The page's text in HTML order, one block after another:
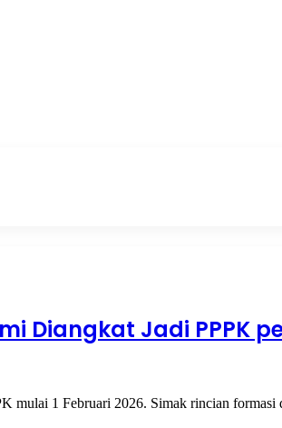
Diangkat Jadi PPPK
mulai 1 Februari 2026. Simak rincian formasi